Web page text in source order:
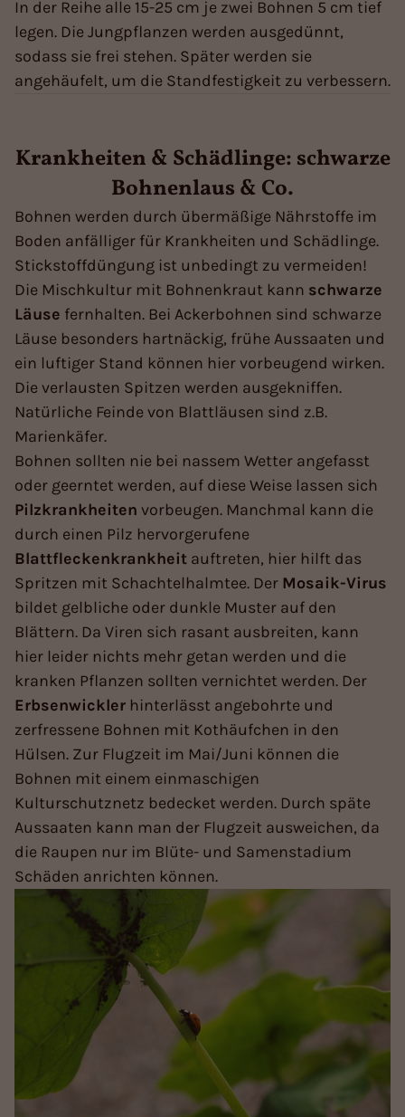
In der Reihe alle 15-25 cm je zwei Bohnen 5 cm tief
legen. Die Jungpflanzen werden ausgedünnt,
sodass sie frei stehen. Später werden sie
angehäufelt, um die Standfestigkeit zu verbessern.
Krankheiten & Schädlinge: schwarze
Bohnenlaus & Co.
Bohnen werden durch übermäßige Nährstoffe im
Boden anfälliger für Krankheiten und Schädlinge.
Stickstoffdüngung ist unbedingt zu vermeiden!
Die Mischkultur mit Bohnenkraut kann schwarze
Läuse fernhalten. Bei Ackerbohnen sind schwarze
Läuse besonders hartnäckig, frühe Aussaaten und
ein luftiger Stand können hier vorbeugend wirken.
Die verlausten Spitzen werden ausgekniffen.
Natürliche Feinde von Blattläusen sind z.B.
Marienkäfer.
Bohnen sollten nie bei nassem Wetter angefasst
oder geerntet werden, auf diese Weise lassen sich
Pilzkrankheiten vorbeugen. Manchmal kann die
durch einen Pilz hervorgerufene
Blattfleckenkrankheit auftreten, hier hilft das
Spritzen mit Schachtelhalmtee. Der Mosaik-Virus
bildet gelbliche oder dunkle Muster auf den
Blättern. Da Viren sich rasant ausbreiten, kann
hier leider nichts mehr getan werden und die
kranken Pflanzen sollten vernichtet werden. Der
Erbsenwickler hinterlässt angebohrte und
zerfressene Bohnen mit Kothäufchen in den
Hülsen. Zur Flugzeit im Mai/Juni können die
Bohnen mit einem einmaschigen
Kulturschutznetz bedecket werden. Durch späte
Aussaaten kann man der Flugzeit ausweichen, da
die Raupen nur im Blüte- und Samenstadium
Schäden anrichten können.